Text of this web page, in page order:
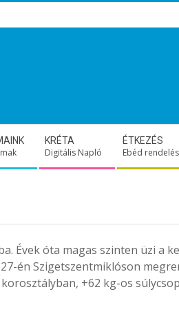
KRÉTA
Digitális Napló
ÉTKEZÉS
Ebéd rendelés
Évek óta magas szinten üzi a
én Szigetszentmiklóson
korosztályban, +62 kg-os